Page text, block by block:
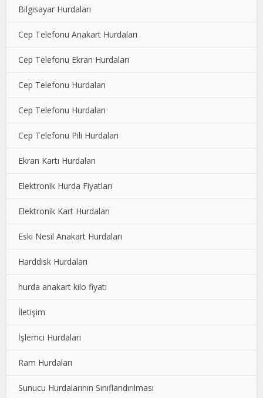
Bilgisayar Hurdaları
Cep Telefonu Anakart Hurdaları
Cep Telefonu Ekran Hurdaları
Cep Telefonu Hurdaları
Cep Telefonu Hurdaları
Cep Telefonu Pili Hurdaları
Ekran Kartı Hurdaları
Elektronik Hurda Fiyatları
Elektronik Kart Hurdaları
Eski Nesil Anakart Hurdaları
Harddisk Hurdaları
hurda anakart kilo fiyatı
İletişim
İşlemci Hurdaları
Ram Hurdaları
Sunucu Hurdalarının Sınıflandırılması